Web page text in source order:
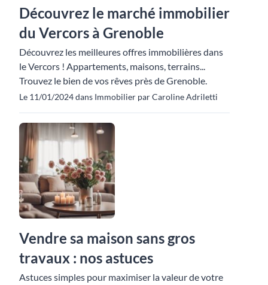
Découvrez le marché immobilier
du Vercors à Grenoble
Découvrez les meilleures offres immobilières dans
le Vercors ! Appartements, maisons, terrains...
Trouvez le bien de vos rêves près de Grenoble.
Le 11/01/2024 dans Immobilier par Caroline Adriletti
Vendre sa maison sans gros
travaux : nos astuces
Astuces simples pour maximiser la valeur de votre